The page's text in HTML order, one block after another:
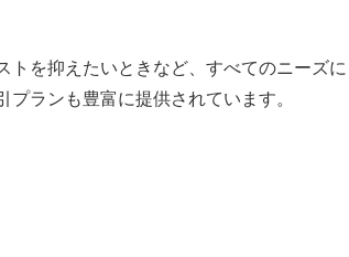
を抑えたいときなど、すべてのニーズに
ランも豊富に提供されています。